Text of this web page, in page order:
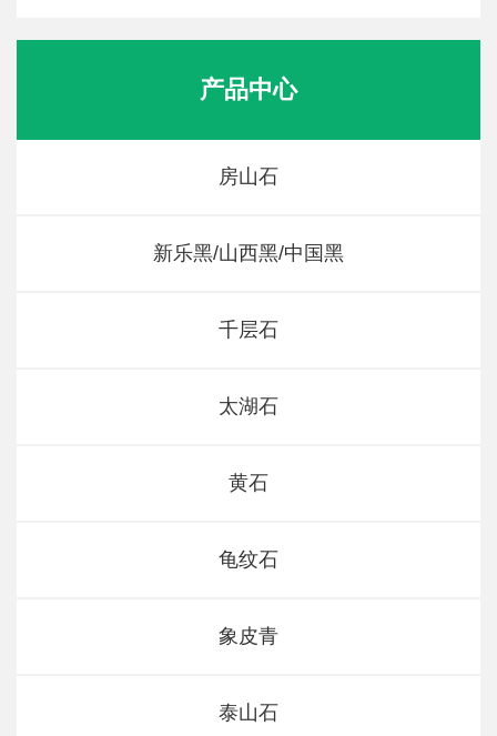
产品中心
房山石
新乐黑/山西黑/中国黑
千层石
太湖石
黄石
龟纹石
象皮青
泰山石